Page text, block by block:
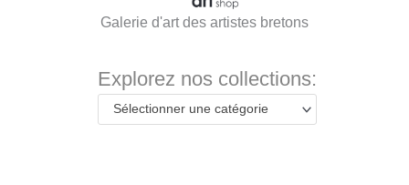
Galerie d'art des artistes bretons
Explorez nos collections:
Sélectionner une catégorie